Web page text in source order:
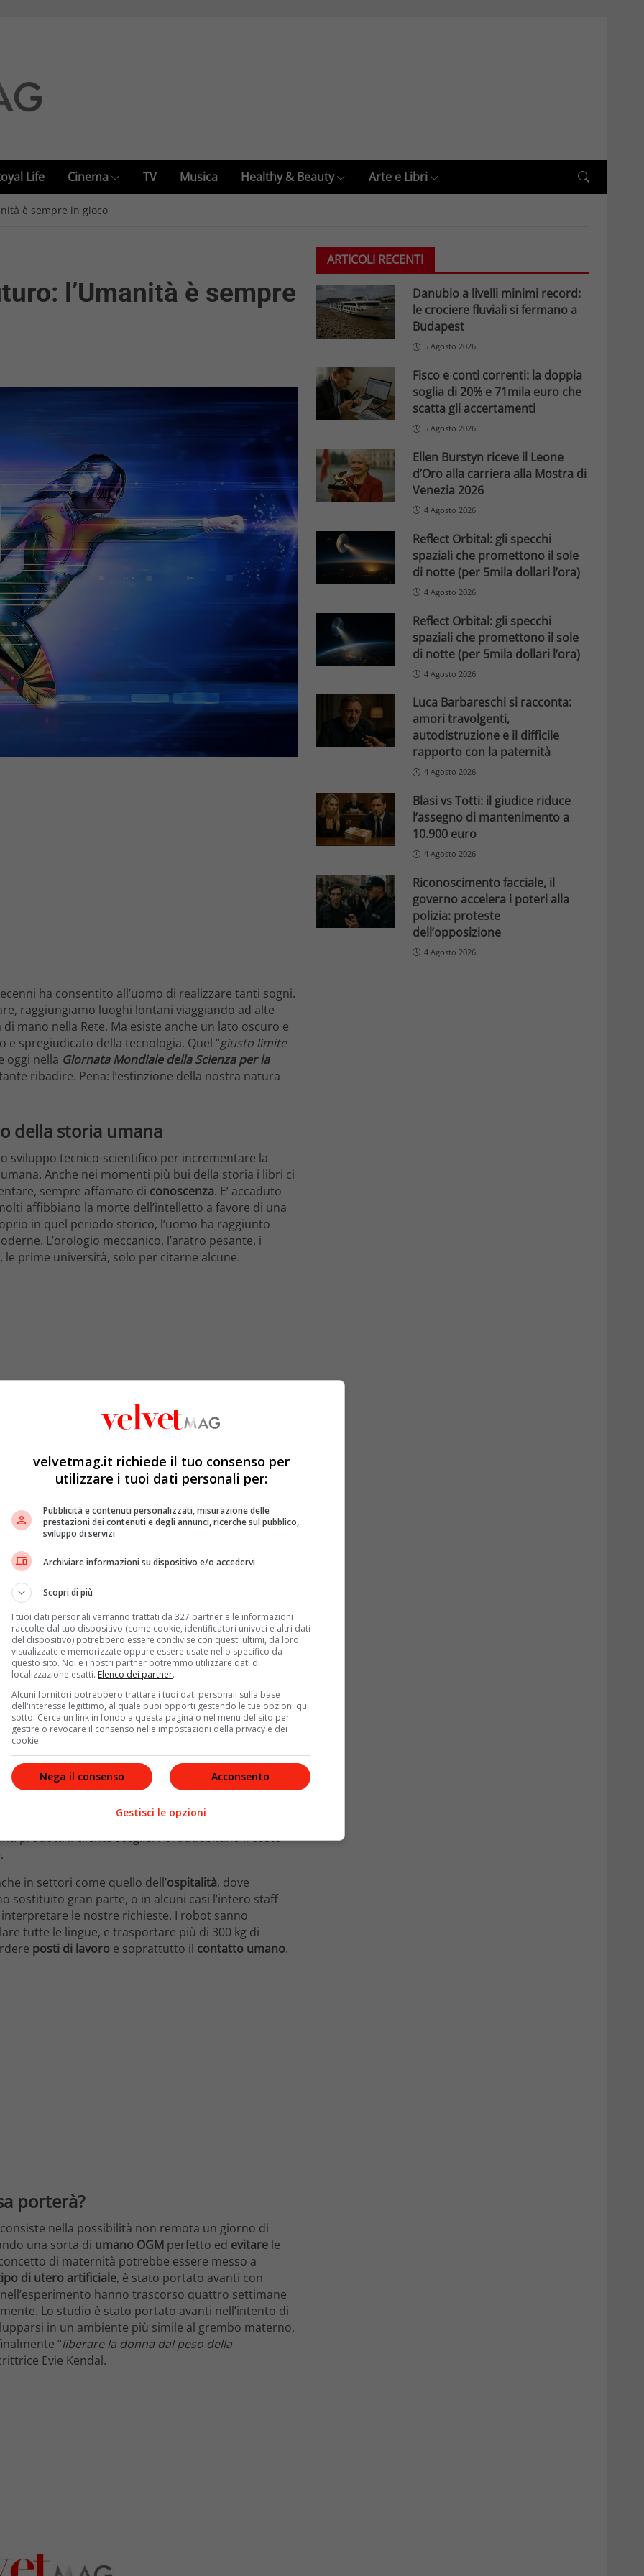
Life Cinema TV Musica Healthy & Beauty Arte e Libri
è sempre in gioco
l’Umanità è sempre
ha consentito all’uomo di realizzare tanti sogni.
raggiungiamo luoghi lontani viaggiando ad alte
mano nella Rete. Ma esiste anche un lato oscuro e
e spregiudicato della tecnologia. Quel “giusto limite
oggi nella Giornata Mondiale della Scienza per la
ribadire. Pena: l’estinzione della nostra natura
della storia umana
sviluppo tecnico-scientifico per incrementare la
Anche nei momenti più bui della storia i libri ci
sempre affamato di conoscenza. E’ accaduto
affibbiano la morte dell’intelletto a favore di una
in quel periodo storico, l’uomo ha raggiunto
L’orologio meccanico, l’aratro pesante, i
prime università, solo per citarne alcune.
non sia più a servizio dell’uomo, ma diventi un
si trasformi in una
più se si apprendono le stime e le previsioni
artificiale
artificiale. Una realtà simile ai film di
e software intelligenti sono già ad uno stadio
dell’agenzia di stampaXinhua
A Wall Street ci sono degli algoritmi chiamati
delle transazioni di mercato, che ad oggi hanno
nei mercati azionari. In questo settore strategico
, non avrà mai diritti da reclamare o ferie da
è inevitabile che sarà semprepreferibile
del Regno Unito, ha da poco aperto in pieno
Al posto dell’uomo sono telecamere e sensori
prodotti il cliente sceglie. Poi addebitano il costo
in settori come quello dell’ospitalità, dove
sostituito gran parte, o in alcuni casi l’intero staff
le nostre richieste. I robot sanno
tutte le lingue, e trasportare più di 300 kg di
posti di lavoro e soprattutto il contatto umano.
porterà?
nella possibilità non remota un giorno di
una sorta di umano OGM perfetto ed evitare le
di maternità potrebbe essere messo a
di utero artificiale, è stato portato avanti con
hanno trascorso quattro settimane
Lo studio è stato portato avanti nell’intento di
in un ambiente più simile al grembo materno,
“liberare la donna dal peso della
Evie Kendal.
ARTICOLI RECENTI
Danubio a livelli minimi record:
le crociere fluviali si fermano a
Budapest
5 Agosto 2026
Fisco e conti correnti: la doppia
soglia di 20% e 71mila euro che
scatta gli accertamenti
5 Agosto 2026
Ellen Burstyn riceve il Leone
d’Oro alla carriera alla Mostra di
Venezia 2026
4 Agosto 2026
Reflect Orbital: gli specchi
spaziali che promettono il sole
di notte (per 5mila dollari l’ora)
4 Agosto 2026
Reflect Orbital: gli specchi
spaziali che promettono il sole
di notte (per 5mila dollari l’ora)
4 Agosto 2026
Luca Barbareschi si racconta:
amori travolgenti,
autodistruzione e il difficile
rapporto con la paternità
4 Agosto 2026
Blasi vs Totti: il giudice riduce
l’assegno di mantenimento a
10.900 euro
4 Agosto 2026
Riconoscimento facciale, il
governo accelera i poteri alla
polizia: proteste
dell’opposizione
4 Agosto 2026
velvetmag.it richiede il tuo consenso per
utilizzare i tuoi dati personali per:
Pubblicità e contenuti personalizzati, misurazione delle
prestazioni dei contenuti e degli annunci, ricerche sul pubblico,
sviluppo di servizi
Archiviare informazioni su dispositivo e/o accedervi
Scopri di più
I tuoi dati personali verranno trattati da 327 partner e le informazioni
raccolte dal tuo dispositivo (come cookie, identificatori univoci e altri dati
del dispositivo) potrebbero essere condivise con questi ultimi, da loro
visualizzate e memorizzate oppure essere usate nello specifico da
questo sito. Noi e i nostri partner potremmo utilizzare dati di
localizzazione esatti. Elenco dei partner.
Alcuni fornitori potrebbero trattare i tuoi dati personali sulla base
dell'interesse legittimo, al quale puoi opporti gestendo le tue opzioni qui
sotto. Cerca un link in fondo a questa pagina o nel menu del sito per
gestire o revocare il consenso nelle impostazioni della privacy e dei
cookie.
Acconsento
Nega il consenso
Gestisci le opzioni